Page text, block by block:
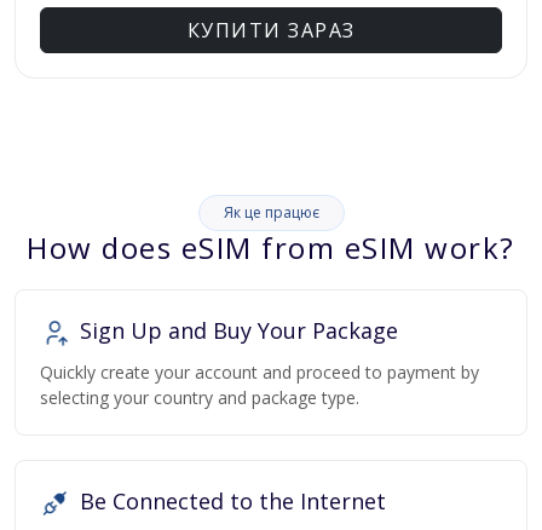
КУПИТИ ЗАРАЗ
Як це працює
How does eSIM from eSIM work?
Sign Up and Buy Your Package
Quickly create your account and proceed to payment by
selecting your country and package type.
Be Connected to the Internet